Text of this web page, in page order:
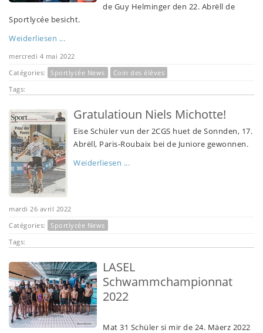
de Guy Helminger den 22. Abrëll de
Sportlycée besicht.
Weiderliesen ...
mercredi 4 mai 2022
Catégories:
Sportlycée News
Coin des élèves
Tags:
Gratulatioun Niels Michotte!
Eise Schüler vun der 2CGS huet de Sonnden, 17.
Abrëll, Paris-Roubaix bei de Juniore gewonnen.
Weiderliesen ...
mardi 26 avril 2022
Catégories:
Sportlycée News
Tags:
LASEL
Schwammchampionnat
2022
Mat 31 Schüler si mir de 24. Mäerz 2022